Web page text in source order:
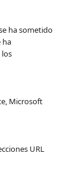
ha sometido
ha
Microsoft
URL